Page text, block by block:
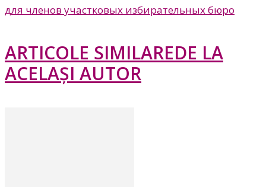
для членов участковых избирательных бюро
ARTICOLE SIMILAREDE LA
ACELAȘI AUTOR